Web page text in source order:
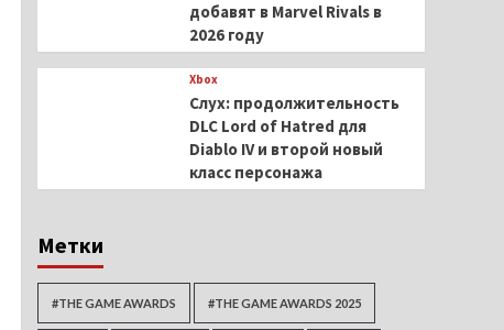
добавят в Marvel Rivals в
2026 году
Xbox
Слух: продолжительность
DLC Lord of Hatred для
Diablo IV и второй новый
класс персонажа
Метки
#THE GAME AWARDS #THE GAME AWARDS 2025